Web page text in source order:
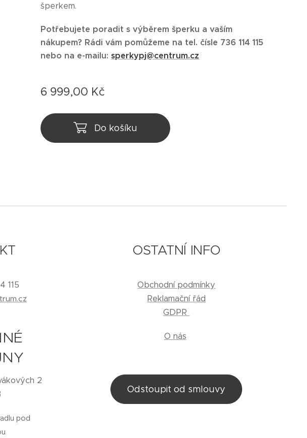
šperkem.
Potřebujete poradit s výběrem šperku a vaším
nákupem? Rádi vám pomůžeme na tel. čísle 736 114 115
nebo na e-mailu:sperkypj@centrum.cz
6 999,00 Kč
Do košíku
115
2
pod
OSTATNÍ INFO
Obchodní podmínky
Reklamační řád
GDPR
O nás
Odstoupit od smlouvy